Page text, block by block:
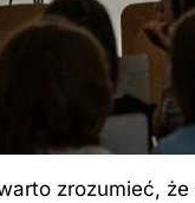
zrozumieć, że